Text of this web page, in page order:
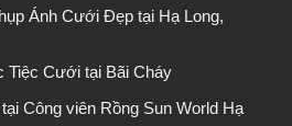
Ảnh Cưới Đẹp tại Hạ Long,
Tiệc Cưới tại Bãi Cháy
Công viên Rồng Sun World Hạ